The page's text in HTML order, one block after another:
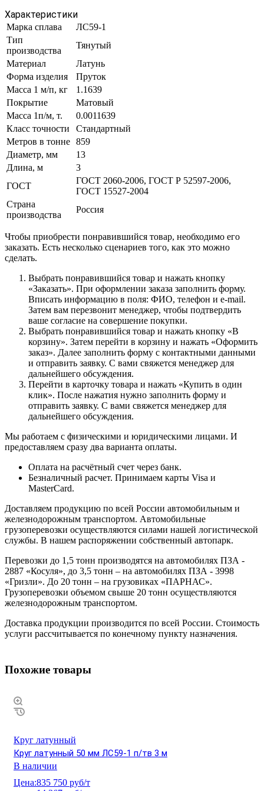
Характеристики
Марка сплава
ЛС59-1
Тип
производства
Тянутый
Материал
Латунь
Форма изделия
Пруток
Масса 1 м/п, кг
1.1639
Покрытие
Матовый
Масса 1п/м, т.
0.0011639
Класс точности
Стандартный
Метров в тонне 859
Диаметр, мм
13
Длина, м
3
ГОСТ
ГОСТ 2060-2006, ГОСТ Р 52597-2006,
ГОСТ 15527-2004
Страна
производства
Россия
Чтобы приобрести понравившийся товар, необходимо его
заказать. Есть несколько сценариев того, как это можно
сделать.
Выбрать понравившийся товар и нажать кнопку
«Заказать». При оформлении заказа заполнить форму.
Вписать информацию в поля: ФИО, телефон и e-mail.
Затем вам перезвонит менеджер, чтобы подтвердить
ваше согласие на совершение покупки.
Выбрать понравившийся товар и нажать кнопку «В
корзину». Затем перейти в корзину и нажать «Оформить
заказ». Далее заполнить форму с контактными данными
и отправить заявку. С вами свяжется менеджер для
дальнейшего обсуждения.
Перейти в карточку товара и нажать «Купить в один
клик». После нажатия нужно заполнить форму и
отправить заявку. С вами свяжется менеджер для
дальнейшего обсуждения.
Мы работаем с физическими и юридическими лицами. И
предоставляем сразу два варианта оплаты.
Оплата на расчётный счет через банк.
Безналичный расчет. Принимаем карты Visa и
MasterCard.
Доставляем продукцию по всей России автомобильным и
железнодорожным транспортом. Автомобильные
грузоперевозки осуществляются силами нашей логистической
службы. В нашем распоряжении собственный автопарк.
Перевозки до 1,5 тонн производятся на автомобилях ПЗА -
2887 «Косуля», до 3,5 тонн – на автомобилях ПЗА - 3998
«Гризли». До 20 тонн – на грузовиках «ПАРНАС».
Грузоперевозки объемом свыше 20 тонн осуществляются
железнодорожным транспортом.
Доставка продукции производится по всей России. Стоимость
услуги рассчитывается по конечному пункту назначения.
Похожие товары
Круг латунный
Круг латунный 50 мм ЛС59-1 п/тв 3 м
В наличии
Цена:835 750 руб/т